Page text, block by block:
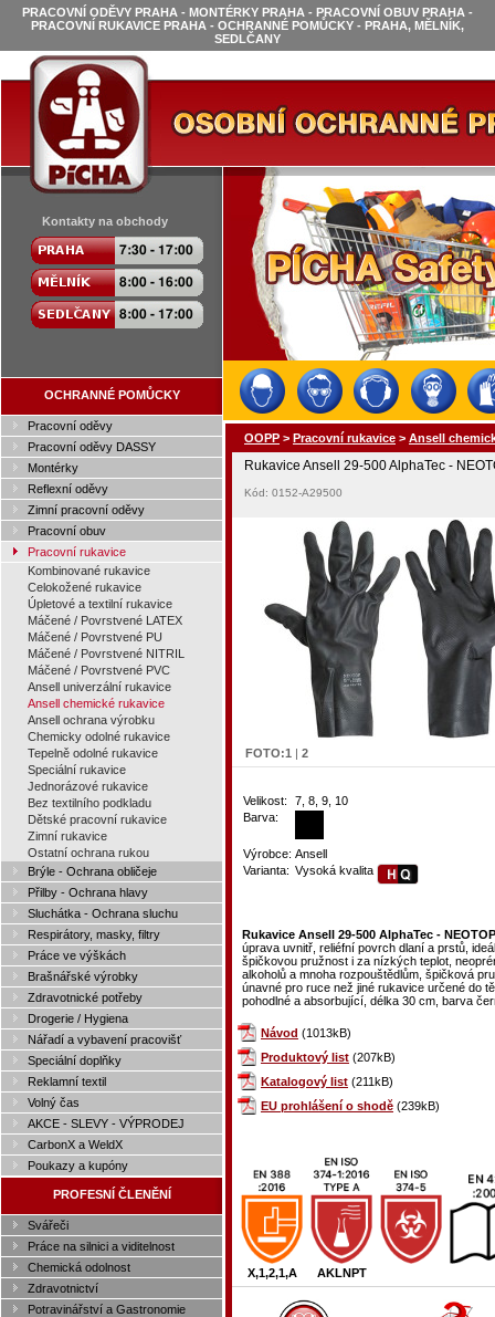
PRACOVNÍ ODĚVY PRAHA - MONTÉRKY PRAHA - PRACOVNÍ OBUV PRAHA -
PRACOVNÍ RUKAVICE PRAHA - OCHRANNÉ POMŮCKY - PRAHA, MĚLNÍK,
SEDLČANY
Kontakty na obchody
OCHRANNÉ POMŮCKY
Pracovní oděvy
Pracovní oděvy DASSY
Montérky
Reflexní oděvy
Zimní pracovní oděvy
Pracovní obuv
Pracovní rukavice
Kombinované rukavice
Celokožené rukavice
Úpletové a textilní rukavice
Máčené / Povrstvené LATEX
Máčené / Povrstvené PU
Máčené / Povrstvené NITRIL
Máčené / Povrstvené PVC
Ansell univerzální rukavice
Ansell chemické rukavice
Ansell ochrana výrobku
Chemicky odolné rukavice
Tepelně odolné rukavice
Speciální rukavice
Jednorázové rukavice
Bez textilního podkladu
Dětské pracovní rukavice
Zimní rukavice
Ostatní ochrana rukou
Brýle - Ochrana obličeje
Přilby - Ochrana hlavy
Sluchátka - Ochrana sluchu
Respirátory, masky, filtry
Práce ve výškách
Brašnářské výrobky
Zdravotnické potřeby
Drogerie / Hygiena
Nářadí a vybavení pracovišť
Speciální doplňky
Reklamní textil
Volný čas
AKCE - SLEVY - VÝPRODEJ
CarbonX a WeldX
Poukazy a kupóny
PROFESNÍ ČLENĚNÍ
Svářeči
Práce na silnici a viditelnost
Chemická odolnost
Zdravotnictví
Potravinářství a Gastronomie
OOPP > Pracovní rukavice > Ansell
Rukavice Ansell 29-500 AlphaTec -
Kód: 0152-A29500
FOTO:1 | 2
Velikost:
7, 8, 9, 10
Barva:
Výrobce: Ansell
Varianta: Vysoká kvalita
Rukavice Ansell 29-500 AlphaTec - NEOTOP
úprava uvnitř, reliéfní povrch dlaní a prstů,
špičkovou pružnost i za nízkých teplot,
alkoholů a mnoha rozpouštědlům, špičková
únavné pro ruce než jiné rukavice určené do
pohodlné a absorbující, délka 30 cm, barva
Návod (1013kB)
Produktový list (207kB)
Katalogový list (211kB)
EU prohlášení o shodě (239kB)
X,1,2,1,A AKLNPT